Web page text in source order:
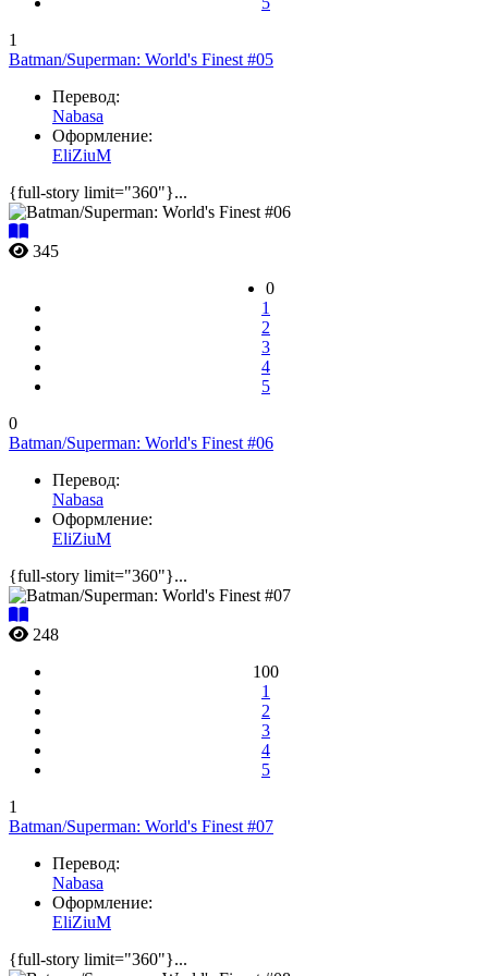
1
Batman/Superman: World's Finest #05
Перевод:
Nabasa
Оформление:
EliZiuM
{full-story limit="360"}...
345
0
1
2
3
4
5
0
Batman/Superman: World's Finest #06
Перевод:
Nabasa
Оформление:
EliZiuM
{full-story limit="360"}...
248
100
1
2
3
4
5
1
Batman/Superman: World's Finest #07
Перевод:
Nabasa
Оформление:
EliZiuM
{full-story limit="360"}...